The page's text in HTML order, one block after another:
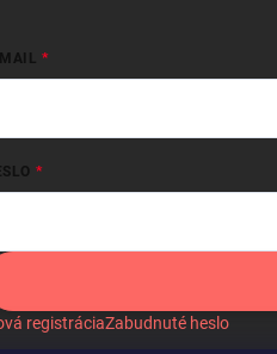
registráciaZabudnuté heslo